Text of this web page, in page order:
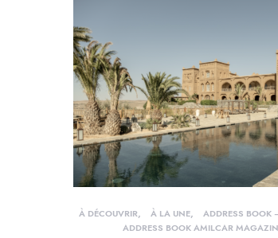
À DÉCOUVRIR À LA UNE
ADDRESS BOOK
ADDRESS BOOK AMILCAR